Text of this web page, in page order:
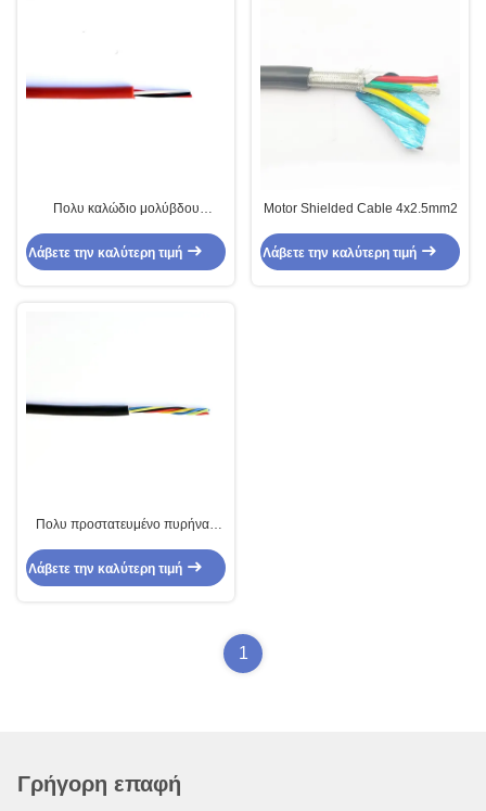
Πολυ καλώδιο μολύβδου
τις ηλεκτρονικές συσκευές
Λάβετε την καλύτερη τιμή
Motor Shielded Cable 4x2.5mm2
Λάβετε την καλύτερη τιμή
Πολυ προστατευμένο πυρήνας
θερμοκρασίας μηχανές
Λάβετε την καλύτερη τιμή
1
Γρήγορη επαφή